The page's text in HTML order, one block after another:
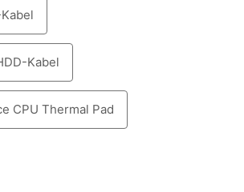
Kabel
CPU Thermal Pad